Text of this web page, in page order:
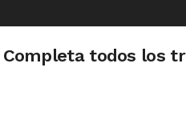
Completa todos los